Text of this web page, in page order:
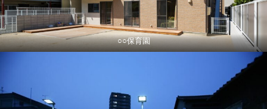
○○保育園